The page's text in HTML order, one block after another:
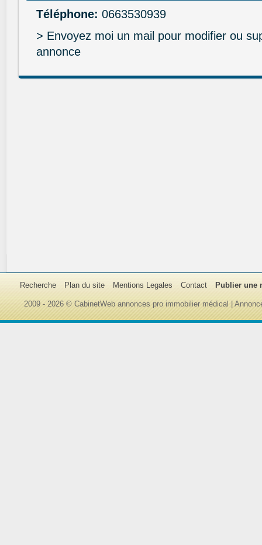
Téléphone: 0663530939
> Envoyez moi un mail pour modifier ou
annonce
Recherche Plan du site Mentions Legales Contact Publier une
2009 - 2026 © CabinetWeb annonces pro immobilier médical |